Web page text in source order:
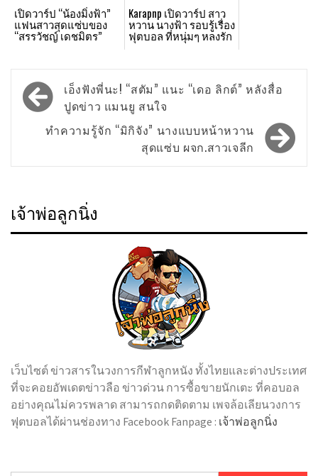
เปิดวาร์ป “น้องมิ่งฟ้า”
แฟนสาวสุดแซ่บของ
“สรรวัชญ์ เดชมิตร”
Karapnp เปิดวาร์ป สาว
หวาน นางฟ้า รอบรู้เรื่อง
ฟุตบอล ที่หนุ่มๆ หลงรัก
Post
navigation
เอ็งฟังพี่นะ! “สตัม” แนะ “เดอ ลิกต์” หลังสื่อ
ปูดข่าว แมนยู สนใจ
ทำความรู้จัก “มิกิจัง” นางแบบหน้าหวาน
สุดแซ่บ ผจก.สาวเจลีก
เจ้าพ่อลูกนิ่ง
เว็บไซต์ ข่าวสารในวงการกีฬาลูกหนัง ทั้งไทยและต่างประเทศ
ที่จะคอยอัพเดตข่าวลือ ข่าวด่วน การซื้อขายนักเตะ ที่คอบอล
อย่างคุณไม่ควรพลาด สามารถกดติดตาม เพจล้อเลียนวงการ
ฟุตบอลได้ผ่านช่องทาง Facebook Fanpage : เจ้าพ่อลูกนิ่ง